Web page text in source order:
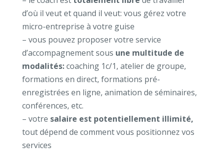
d’où il veut et quand il veut: vous gérez votre
micro-entreprise à votre guise
– vous pouvez proposer votre service
d’accompagnement sous une multitude de
modalités:coaching 1c/1, atelier de groupe,
formations en direct, formations pré-
enregistrées en ligne, animation de séminaires,
conférences, etc.
– votre salaire est potentiellement illimité,
tout dépend de comment vous positionnez vos
services